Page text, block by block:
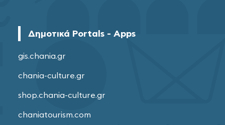
Δημοτικά Portals - Apps
gis.chania.gr
chania-culture.gr
shop.chania-culture.gr
chaniatourism.com